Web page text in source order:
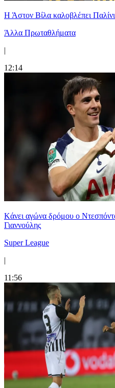
Η Άστον Βίλα καλοβλέπει
Άλλα Πρωταθλήματα
|
12:14
Kάνει αγώνα δρόμου ο
Γιαννούλης
Super League
|
11:56